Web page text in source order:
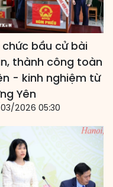
chức bầu cử bài
thành công toàn
- kinh nghiệm từ
Yên
2026 05:30